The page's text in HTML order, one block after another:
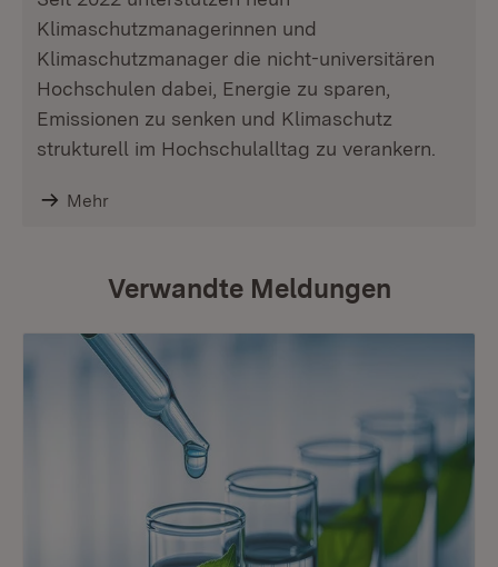
Klimaschutzmanagerinnen und
Klimaschutzmanager die nicht-universitären
Hochschulen dabei, Energie zu sparen,
Emissionen zu senken und Klimaschutz
strukturell im Hochschulalltag zu verankern.
Mehr
Verwandte Meldungen